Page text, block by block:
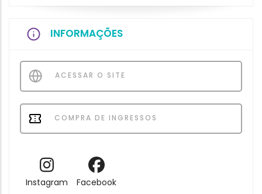
INFORMAÇÕES
ACESSAR O SITE
COMPRA DE INGRESSOS
Instagram Facebook